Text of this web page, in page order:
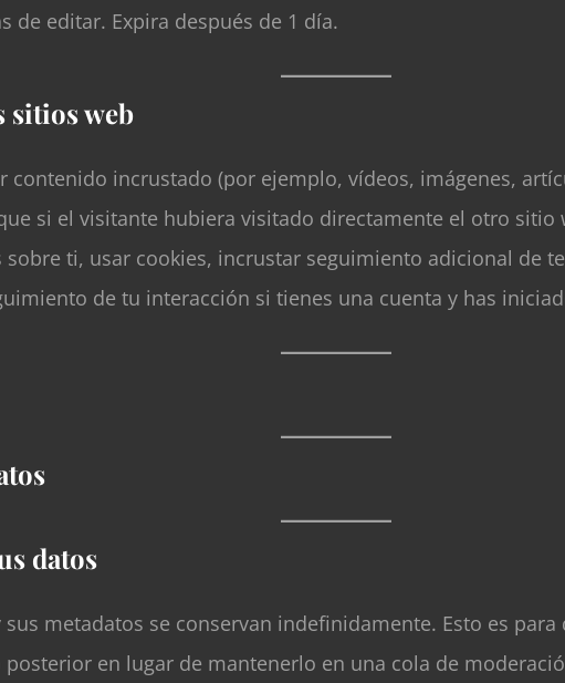
de editar. Expira después de 1 día.
sitios web
incrustado (por ejemplo, vídeos, imágenes,
si el visitante hubiera visitado directamente el otro sitio
ti, usar cookies, incrustar seguimiento adicional de
de tu interacción si tienes una cuenta y has
datos
metadatos se conservan indefinidamente. Esto es
en lugar de mantenerlo en una cola de